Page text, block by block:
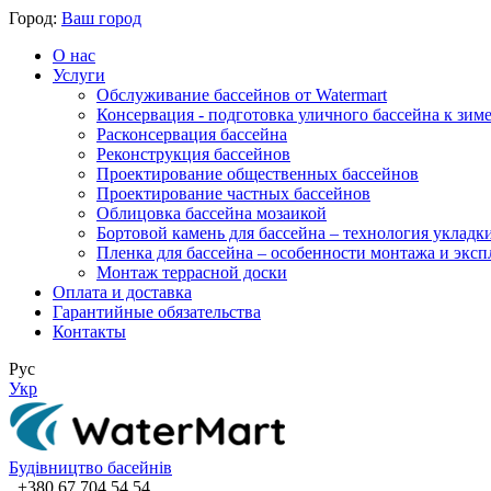
Город: Ваш город
О нас
Услуги
Обслуживание бассейнов от Watermart
Консервация - подготовка уличного бассейна к зиме
Расконсервация бассейна
Реконструкция бассейнов
Проектирование общественных бассейнов
Проектирование частных бассейнов
​Облицовка бассейна мозаикой
Бортовой камень для бассейна – технология
Пленка для бассейна – особенности монтажа и
Монтаж террасной доски
Оплата и доставка
Гарантийные обязательства
Контакты
Рус
Укр
Будівництво басейнів
+380 67 704 54 54